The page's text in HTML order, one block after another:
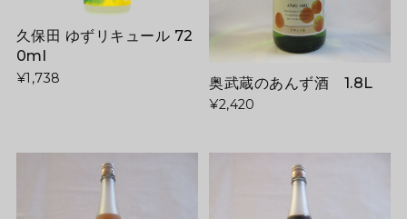
久保田 ゆずリキュール 72
0ml
¥1,738 奥武蔵のあんず酒 1.8L
¥2,420